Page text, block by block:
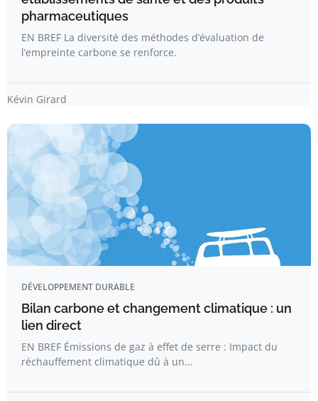
pharmaceutiques
EN BREF La diversité des méthodes d’évaluation de
l’empreinte carbone se renforce.
Kévin Girard
DÉVELOPPEMENT DURABLE
Bilan carbone et changement climatique : un
lien direct
EN BREF Émissions de gaz à effet de serre : Impact du
réchauffement climatique dû à un…